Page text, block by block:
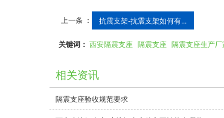
上一条 ： 抗震支架-抗震支架如何有...
关键词： 西安隔震支座 隔震支座 隔震支座生产厂
相关资讯
隔震支座验收规范要求